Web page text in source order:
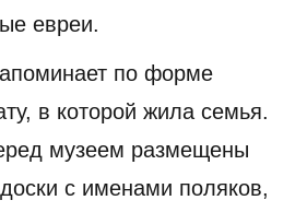
евреи.
по форме
в которой жила семья.
музеем размещены
с именами поляков,